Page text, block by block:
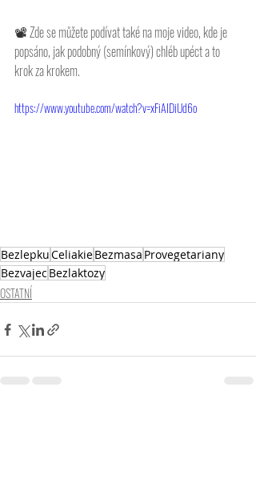
📽 Zde se můžete podívat také na moje video, kde je
popsáno, jak podobný (semínkový) chléb upéct a to
krok za krokem.
https://www.youtube.com/watch?v=xFiAIDiUd6o
BezlepkuCeliakieBezmasa Provegetariany
Bezvajec Bezlaktozy
OSTATNÍ